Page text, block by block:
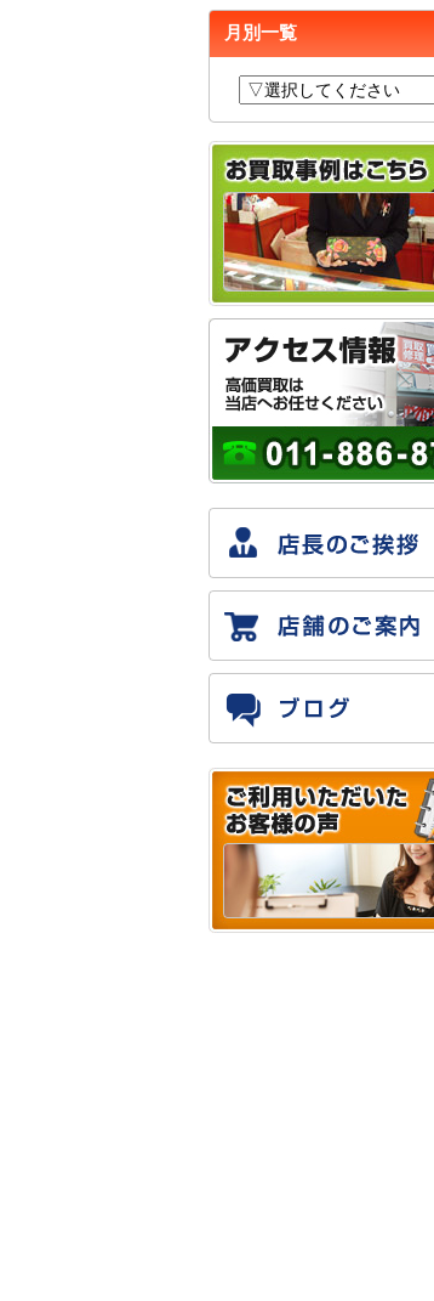
月別一覧